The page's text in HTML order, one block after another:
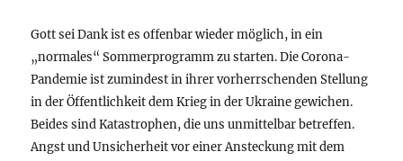
Gott sei Dank ist es offenbar wieder möglich, in ein
„normales“ Sommerprogramm zu starten. Die Corona-
Pandemie ist zumindest in ihrer vorherrschenden Stellung
in der Öffentlichkeit dem Krieg in der Ukraine gewichen.
Beides sind Katastrophen, die uns unmittelbar betreffen.
Angst und Unsicherheit vor einer Ansteckung mit dem